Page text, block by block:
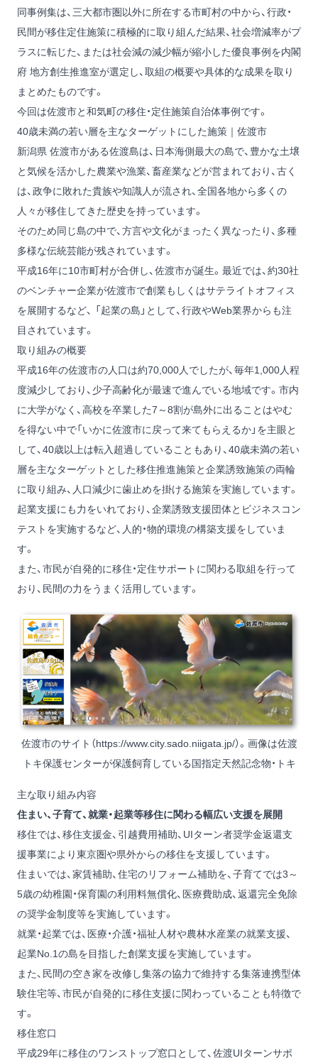
同事例集は、三大都市圏以外に所在する市町村の中から、行政・
民間が移住定住施策に積極的に取り組んだ結果、社会増減率がプ
ラスに転じた、または社会減の減少幅が縮小した優良事例を内閣
府 地方創生推進室が選定し、取組の概要や具体的な成果を取り
まとめたものです。
今回は佐渡市と和気町の移住・定住施策自治体事例です。
40歳未満の若い層を主なターゲットにした施策｜佐渡市
新潟県 佐渡市がある佐渡島は、日本海側最大の島で、豊かな土壌
と気候を活かした農業や漁業、畜産業などが営まれており、古く
は、政争に敗れた貴族や知識人が流され、全国各地から多くの
人々が移住してきた歴史を持っています。
そのため同じ島の中で、方言や文化がまったく異なったり、多種
多様な伝統芸能が残されています。
平成16年に10市町村が合併し、佐渡市が誕生。最近では、約30社
のベンチャー企業が佐渡市で創業もしくはサテライトオフィス
を展開するなど、 「起業の島」として、行政やWeb業界からも注
目されています。
取り組みの概要
平成16年の佐渡市の人口は約70,000人でしたが、毎年1,000人程
度減少しており、少子高齢化が最速で進んでいる地域です。市内
に大学がなく、高校を卒業した7～8割が島外に出ることはやむ
を得ない中で「いかに佐渡市に戻って来てもらえるか」を主眼と
して、40歳以上は転入超過していることもあり、40歳未満の若い
層を主なターゲットとした移住推進施策と企業誘致施策の両輪
に取り組み、人口減少に歯止めを掛ける施策を実施しています。
起業支援にも力をいれており、企業誘致支援団体とビジネスコン
テストを実施するなど、人的・物的環境の構築支援をしていま
す。
また、市民が自発的に移住・定住サポートに関わる取組を行って
おり、民間の力をうまく活用しています。
佐渡市のサイト（https://www.city.sado.niigata.jp/）。画像は佐渡
トキ保護センターが保護飼育している国指定天然記念物・トキ
主な取り組み内容
住まい、子育て、就業・起業等移住に関わる幅広い支援を展開
移住では、移住支援金、引越費用補助、UIターン者奨学金返還支
援事業により東京圏や県外からの移住を支援しています。
住まいでは、家賃補助、住宅のリフォーム補助を、子育てでは3～
5歳の幼稚園・保育園の利用料無償化、医療費助成、返還完全免除
の奨学金制度等を実施しています。
就業・起業では、医療・介護・福祉人材や農林水産業の就業支援、
起業No.1の島を目指した創業支援を実施しています。
また、民間の空き家を改修し集落の協力で維持する集落連携型体
験住宅等、市民が自発的に移住支援に関わっていることも特徴で
す。
移住窓口
平成29年に移住のワンストップ窓口として、佐渡UIターンサポ